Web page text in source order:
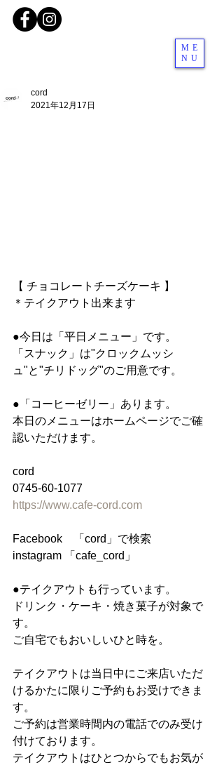
ME
NU
cord
2021年12月17日
【 チョコレートチーズケーキ 】
＊テイクアウト出来ます
●今日は「平日メニュー」です。
「スナック」は"クロックムッシ
ュ"と"チリドッグ"のご用意です。
●「コーヒーゼリー」あります。
本日のメニューはホームページでご確
認いただけます。
cord
0745-60-1077
https://www.cafe-cord.com
Facebook　「cord」で検索
instagram 「cafe_cord」
●テイクアウトも行っています。
ドリンク・ケーキ・焼き菓子が対象で
す。
ご自宅でもおいしいひと時を。
テイクアウトは当日中にご来店いただ
けるかたに限りご予約もお受けできま
す。
ご予約は営業時間内の電話でのみ受け
付けております。
テイクアウトはひとつからでもお気が